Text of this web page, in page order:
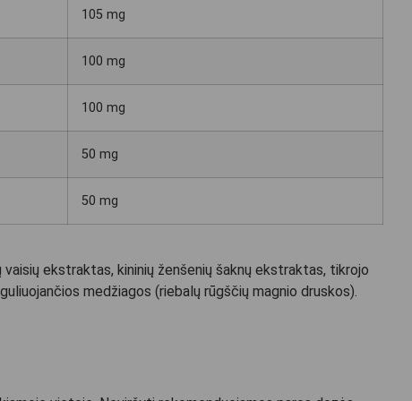
105 mg
100 mg
100 mg
50 mg
50 mg
ekstraktas, kininių ženšenių šaknų ekstraktas, tikrojo
medžiagos (riebalų rūgščių magnio druskos).